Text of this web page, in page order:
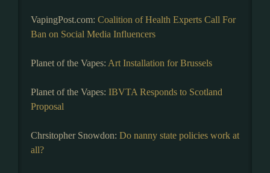
VapingPost.com: Coalition of Health Experts Call For
Ban on Social Media Influencers
Planet of the Vapes: Art Installation for Brussels
Planet of the Vapes: IBVTA Responds to Scotland
Proposal
Chrsitopher Snowdon: Do nanny state policies work at
all?